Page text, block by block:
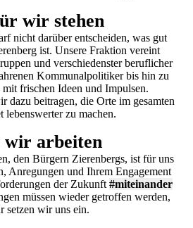
wir stehen
nicht darüber entscheiden, was gut
ist. Unsere Fraktion vereint
und verschiedenster beruflicher
Kommunalpolitiker bis hin zu
mit frischen Ideen und Impulsen.
dazu beitragen, die Orte im gesamten
lebenswerter zu machen.
wir arbeiten
den Bürgern Zierenbergs, ist für uns
Anregungen und Ihrem Engagement
der Zukunft #miteinander
müssen wieder getroffen werden,
setzen wir uns ein.